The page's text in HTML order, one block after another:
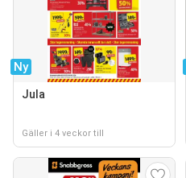
Ny
Jula
Gäller i 4 veckor till